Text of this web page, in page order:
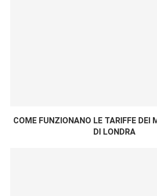
COME FUNZIONANO LE TARIFFE DEI
DI LONDRA